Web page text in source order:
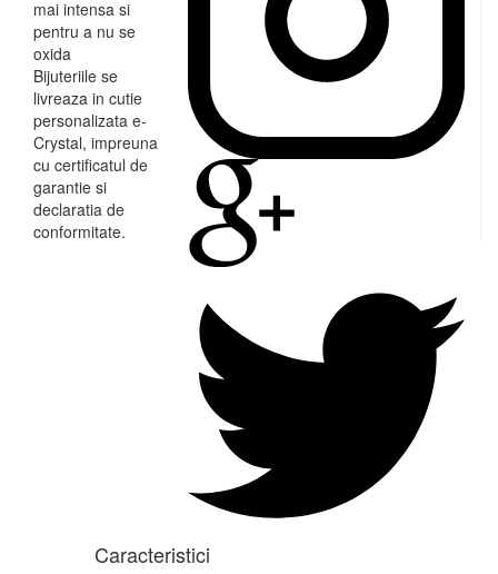
mai intensa si
pentru a nu se
oxida
Bijuteriile se
livreaza in cutie
personalizata e-
Crystal, impreuna
cu certificatul de
garantie si
declaratia de
conformitate.
Caracteristici